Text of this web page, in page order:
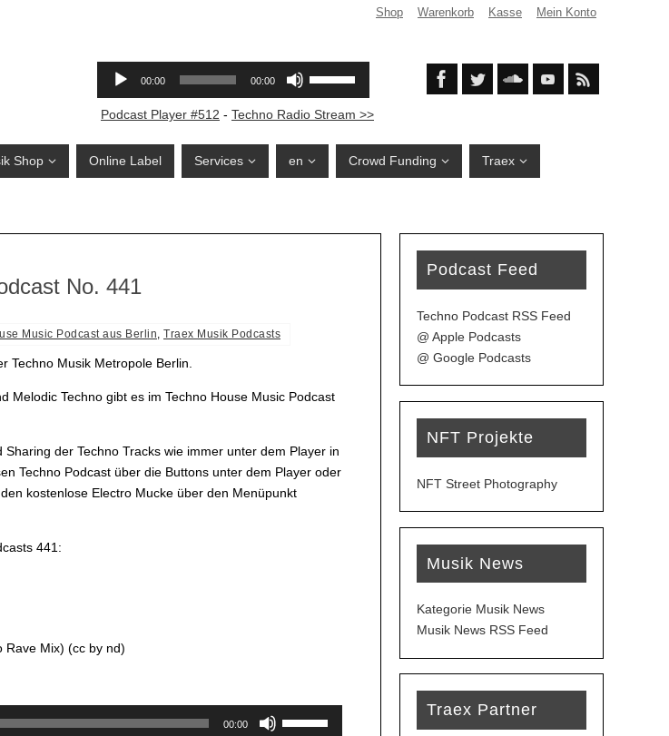
Shop Warenkorb Kasse Mein Konto
Podcast Player #512 - Techno Radio Stream >>
Shop Online Label Services en Crowd Funding Traex
No. 441
Music Podcast aus Berlin, Traex Musik Podcasts
Techno Musik Metropole Berlin.
Melodic Techno gibt es im Techno House Music Podcast
der Techno Tracks wie immer unter dem Player in
Techno Podcast über die Buttons unter dem Player oder
kostenlose Electro Mucke über den Menüpunkt
441:
Rave Mix) (cc by nd)
00:00
Podcast Feed
Techno Podcast RSS Feed
@ Apple Podcasts
@ Google Podcasts
NFT Projekte
NFT Street Photography
Musik News
Kategorie Musik News
Musik News RSS Feed
Traex Partner